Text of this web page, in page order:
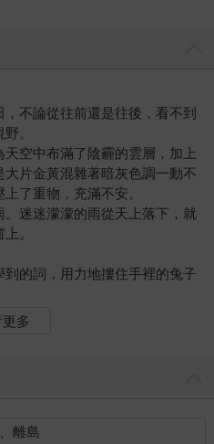
不論從往前還是往後，看不到
。
空中布滿了陰霾的雲層，加上
片金黃混雜著暗灰色調一動不
了重物，充滿不安。
迷迷濛濛的雨從天上落下，就
。
的詞，用力地摟住手裡的兔子
很久沒有任何變化的金黃暗
發出很大的聲響，但車裡的人
小小的尾巴。
多
離島